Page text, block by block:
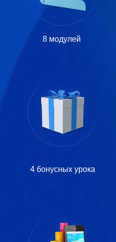
8 модулей
4 бонусных урока